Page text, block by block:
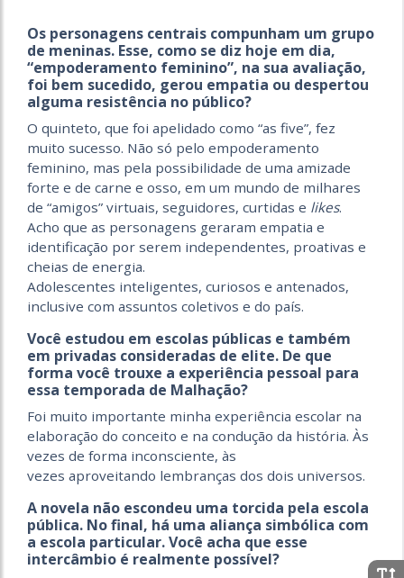
Os personagens centrais compunham um grupo
de meninas. Esse, como se diz hoje em dia,
“empoderamento feminino”, na sua avaliação,
foi bem sucedido, gerou empatia ou despertou
alguma resistência no público?
O quinteto, que foi apelidado como “as five”, fez
muito sucesso. Não só pelo empoderamento
feminino, mas pela possibilidade de uma amizade
forte e de carne e osso, em um mundo de milhares
de “amigos” virtuais, seguidores, curtidas e likes.
Acho que as personagens geraram empatia e
identificação por serem independentes, proativas e
cheias de energia.
Adolescentes inteligentes, curiosos e antenados,
inclusive com assuntos coletivos e do país.
Você estudou em escolas públicas e também
em privadas consideradas de elite. De que
forma você trouxe a experiência pessoal para
essa temporada de Malhação?
Foi muito importante minha experiência escolar na
elaboração do conceito e na condução da história. Às
vezes de forma inconsciente, às
vezes aproveitando lembranças dos dois universos.
A novela não escondeu uma torcida pela escola
pública. No final, há uma aliança simbólica com
a escola particular. Você acha que esse
intercâmbio é realmente possível?